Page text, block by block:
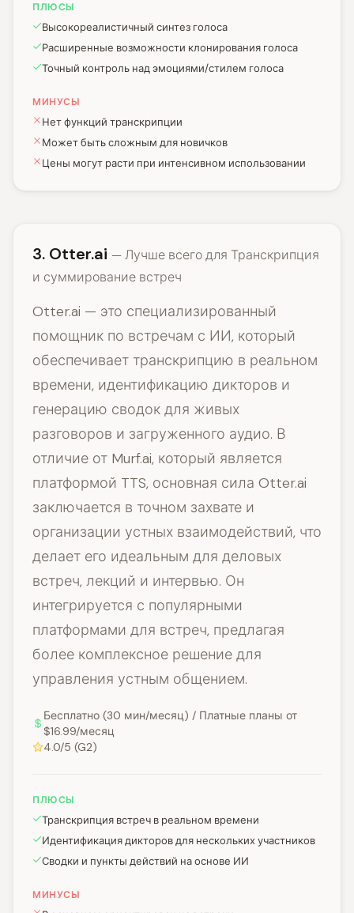
ПЛЮСЫ
Высокореалистичный синтез голоса
Расширенные возможности клонирования голоса
Точный контроль над эмоциями/стилем голоса
МИНУСЫ
Нет функций транскрипции
Может быть сложным для новичков
Цены могут расти при интенсивном использовании
3. Otter.ai — Лучше всего для Транскрипция
и суммирование встреч
Otter.ai — это специализированный
помощник по встречам с ИИ, который
обеспечивает транскрипцию в реальном
времени, идентификацию дикторов и
генерацию сводок для живых
разговоров и загруженного аудио. В
отличие от Murf.ai, который является
платформой TTS, основная сила Otter.ai
заключается в точном захвате и
организации устных взаимодействий, что
делает его идеальным для деловых
встреч, лекций и интервью. Он
интегрируется с популярными
платформами для встреч, предлагая
более комплексное решение для
управления устным общением.
Бесплатно (30 мин/месяц) / Платные планы от
$16.99/месяц
4.0/5 (G2)
ПЛЮСЫ
Транскрипция встреч в реальном времени
Идентификация дикторов для нескольких участников
Сводки и пункты действий на основе ИИ
МИНУСЫ